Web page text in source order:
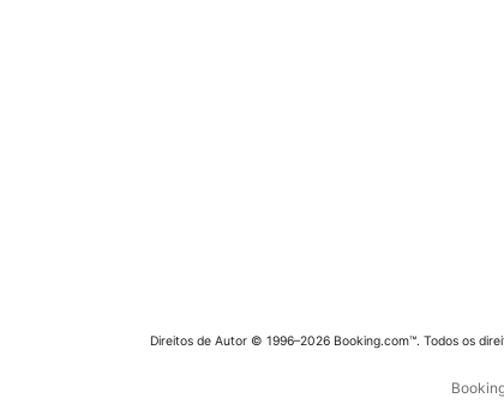
Direitos de Autor © 1996–2026 Booking.com™. Todos os